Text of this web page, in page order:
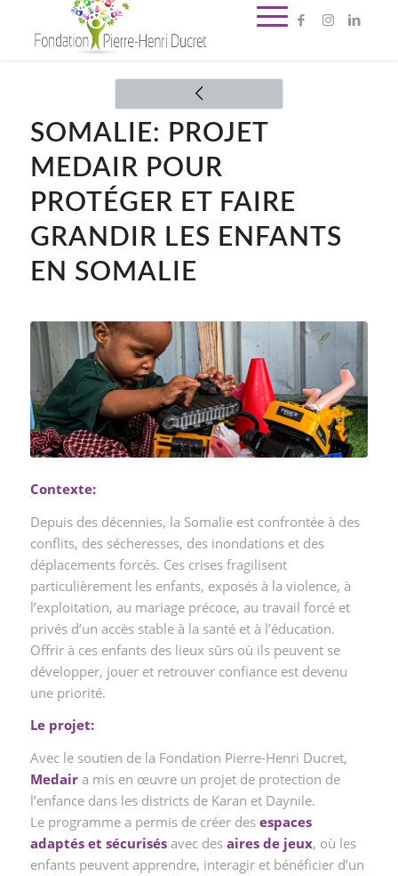
SOMALIE: PROJET
MEDAIR POUR
PROTÉGER ET FAIRE
GRANDIR LES ENFANTS
EN SOMALIE
Contexte:
Depuis des décennies, la Somalie est confrontée à des
conflits, des sécheresses, des inondations et des
déplacements forcés. Ces crises fragilisent
particulièrement les enfants, exposés à la violence, à
l’exploitation, au mariage précoce, au travail forcé et
privés d’un accès stable à la santé et à l’éducation.
Offrir à ces enfants des lieux sûrs où ils peuvent se
développer, jouer et retrouver confiance est devenu
une priorité.
Le projet:
Avec le soutien de la Fondation Pierre-Henri Ducret,
Medaira mis en œuvre un projet de protection de
l’enfance dans les districts de Karan et Daynile.
Le programme a permis de créer des espaces
adaptés et sécurisésavec des aires de jeux, où les
enfants peuvent apprendre, interagir et bénéficier d’un